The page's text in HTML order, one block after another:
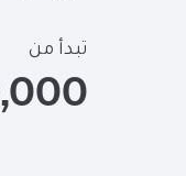
تبدأ من